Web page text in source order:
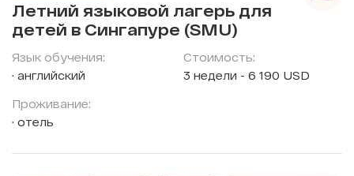
Летний языковой лагерь для
детей в Сингапуре (SMU)
Язык обучения:
английский
Проживание:
отель
Стоимость:
3 недели - 6 190 USD